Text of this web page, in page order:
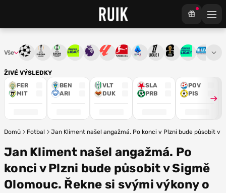
ŽIVÉ VÝSLEDKY
FER
MIT
BEN
ARI
VLT
DUK
SLA
PRB
POV
PIS
Vše Liga mistrůEvropská liga
Konferenční liga
Chance ligaPremier League
La LigaBundesliga
Serie ALigue 1Mistrovství světa
Chance3. ČFL
Domů Fotbal Jan Kliment našel angažmá. Po konci v Plzni bude působit v
Jan Kliment našel angažmá. Po
konci v Plzni bude působit v Sigmě
Olomouc. Řekne si svými výkony o